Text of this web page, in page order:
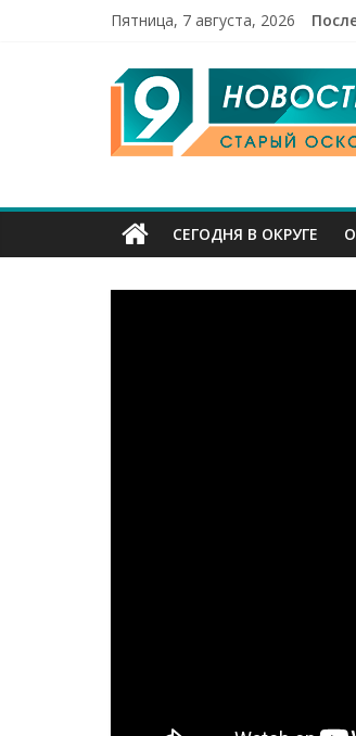
Пятница, 7 августа, 2026
9
Канал
Старый
Оскол
СЕГОДНЯ В ОКРУГЕ